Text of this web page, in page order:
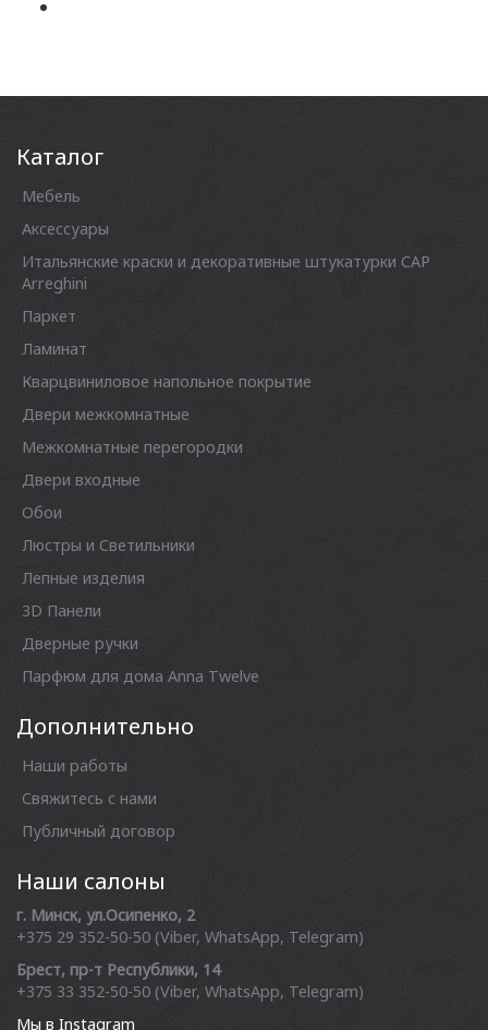
Каталог
Мебель
Аксессуары
Итальянские краски и декоративные штукатурки CAP
Arreghini
Паркет
Ламинат
Кварцвиниловое напольное покрытие
Двери межкомнатные
Межкомнатные перегородки
Двери входные
Обои
Люстры и Светильники
Лепные изделия
3D Панели
Дверные ручки
Парфюм для дома Anna Twelve
Дополнительно
Наши работы
Свяжитесь с нами
Публичный договор
Наши салоны
г. Минск, ул.Осипенко, 2
+375 29 352-50-50 (Viber, WhatsApp, Telegram)
Брест, пр-т Республики, 14
+375 33 352-50-50 (Viber, WhatsApp, Telegram)
Мы в Instagram